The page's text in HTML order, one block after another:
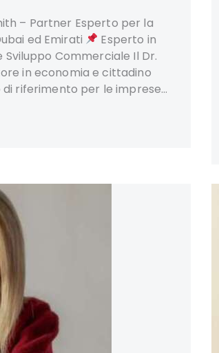
– Partner Esperto per la
ed Emirati
Esperto in
Commerciale Il Dr.
in economia e cittadino
riferimento per le imprese…